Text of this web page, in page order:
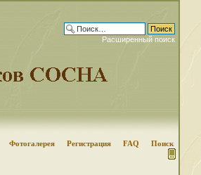
Расширенный поиск
Фотогалерея Регистрация FAQ Поиск